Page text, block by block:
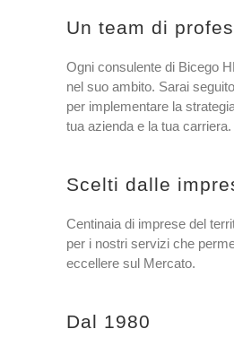
Un team di
Ogni consulente di Bicego
nel suo ambito. Sarai
per implementare la
tua azienda e la tua carriera.
Scelti dalle
Centinaia di imprese del
per i nostri servizi che
eccellere sul Mercato.
Dal 1980